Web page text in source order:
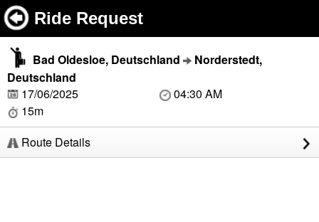
Ride Request
Bad Oldesloe, Deutschland
Norderstedt,
Deutschland
17/06/2025
04:30 AM
15m
Route Details